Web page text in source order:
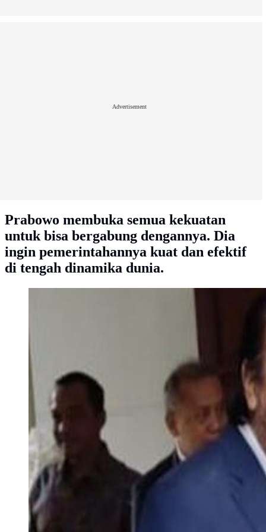
Advertisement
Prabowo membuka semua kekuatan
untuk bisa bergabung dengannya. Dia
ingin pemerintahannya kuat dan efektif
di tengah dinamika dunia.